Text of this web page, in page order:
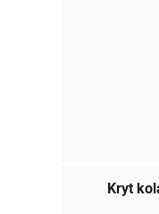
Kryt